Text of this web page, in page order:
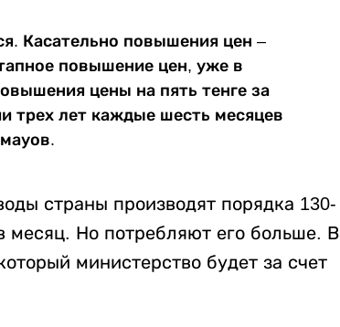
Касательно повышения цен –
повышение цен, уже в
цены на пять тенге за
трех лет каждые шесть месяцев
страны производят порядка 130-
месяц. Но потребляют его больше. В
министерство будет за счет